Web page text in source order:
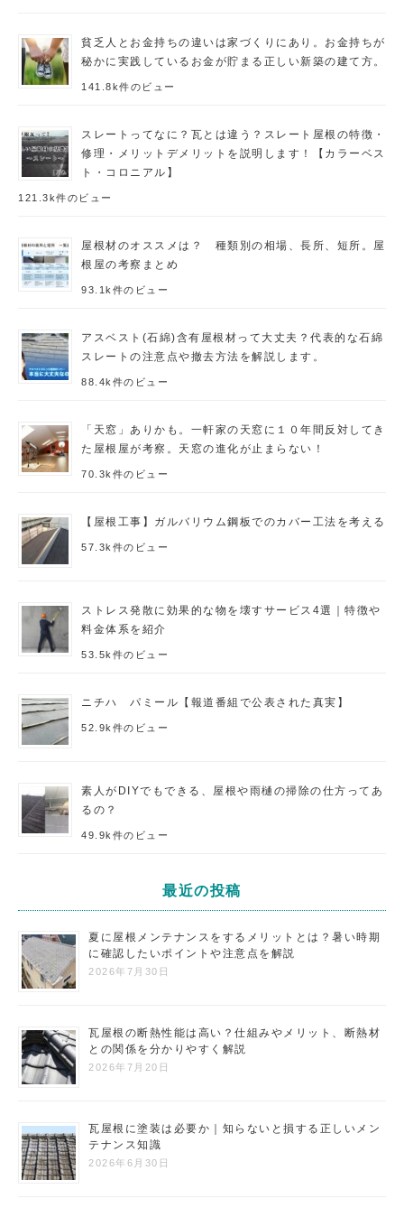
貧乏人とお金持ちの違いは家づくりにあり。お金持ちが
秘かに実践しているお金が貯まる正しい新築の建て方。
141.8k件のビュー
スレートってなに？瓦とは違う？スレート屋根の特徴・
修理・メリットデメリットを説明します！【カラーベス
ト・コロニアル】
121.3k件のビュー
屋根材のオススメは？ 種類別の相場、長所、短所。屋
根屋の考察まとめ
93.1k件のビュー
アスベスト(石綿)含有屋根材って大丈夫？代表的な石綿
スレートの注意点や撤去方法を解説します。
88.4k件のビュー
「天窓」ありかも。一軒家の天窓に１０年間反対してき
た屋根屋が考察。天窓の進化が止まらない！
70.3k件のビュー
【屋根工事】ガルバリウム鋼板でのカバー工法を考える
57.3k件のビュー
ストレス発散に効果的な物を壊すサービス4選｜特徴や
料金体系を紹介
53.5k件のビュー
ニチハ パミール【報道番組で公表された真実】
52.9k件のビュー
素人がDIYでもできる、屋根や雨樋の掃除の仕方ってあ
るの？
49.9k件のビュー
最近の投稿
夏に屋根メンテナンスをするメリットとは？暑い時期
に確認したいポイントや注意点を解説
2026年7月30日
瓦屋根の断熱性能は高い？仕組みやメリット、断熱材
との関係を分かりやすく解説
2026年7月20日
瓦屋根に塗装は必要か｜知らないと損する正しいメン
テナンス知識
2026年6月30日